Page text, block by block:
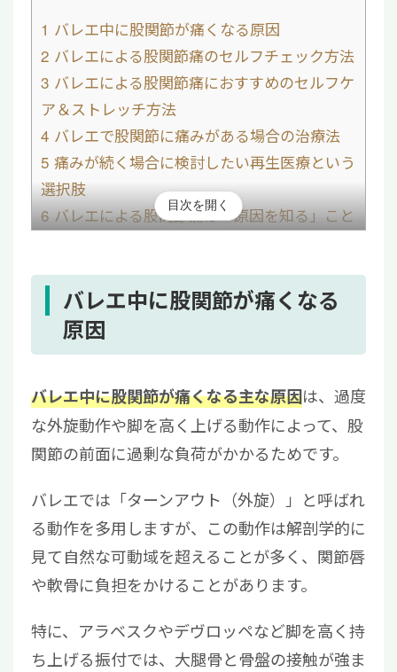
1 バレエ中に股関節が痛くなる原因
2 バレエによる股関節痛のセルフチェック方法
3 バレエによる股関節痛におすすめのセルフケ
ア＆ストレッチ方法
4 バレエで股関節に痛みがある場合の治療法
5 痛みが続く場合に検討したい再生医療という
選択肢
6バレエによる股関節痛は「原因を知る」こと
目次を開く
バレエ中に股関節が痛くなる
原因
バレエ中に股関節が痛くなる主な原因は、過度
な外旋動作や脚を高く上げる動作によって、股
関節の前面に過剰な負荷がかかるためです。
バレエでは「ターンアウト（外旋）」と呼ばれ
る動作を多用しますが、この動作は解剖学的に
見て自然な可動域を超えることが多く、関節唇
や軟骨に負担をかけることがあります。
特に、アラベスクやデヴロッペなど脚を高く持
ち上げる振付では、大腿骨と骨盤の接触が強ま